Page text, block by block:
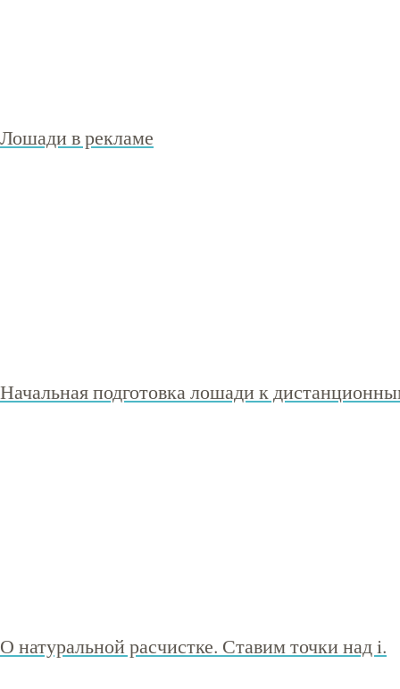
Лошади в рекламе
Начальная подготовка лошади к
О натуральной расчистке. Ставим точки над i.